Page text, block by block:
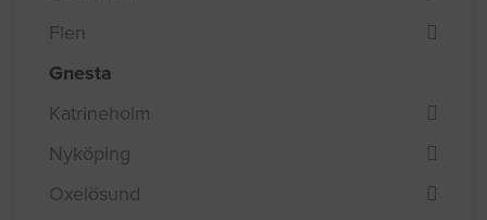
Flen
Gnesta
Katrineholm
Nyköping
Oxelösund